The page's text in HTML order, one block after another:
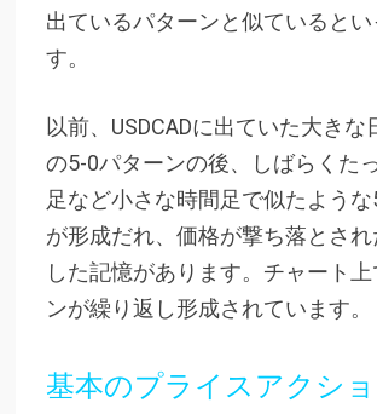
出ているパターンと似ていると
す。
以前、USDCADに出ていた大きな
の5-0パターンの後、しばらくた
足など小さな時間足で似たよう
が形成だれ、価格が撃ち落とさ
した記憶があります。チャート
ンが繰り返し形成されています。
基本のプライスアクシ